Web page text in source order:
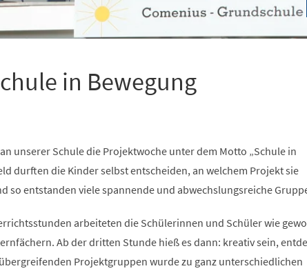
in Bewegung
unserer Schule die Projektwoche unter dem Motto „Schule in
durften die Kinder selbst entscheiden, an welchem Projekt sie
so entstanden viele spannende und abwechslungsreiche
arbeiteten die Schülerinnen und Schüler wie
Ab der dritten Stunde hieß es dann: kreativ sein,
Projektgruppen wurde zu ganz unterschiedlichen